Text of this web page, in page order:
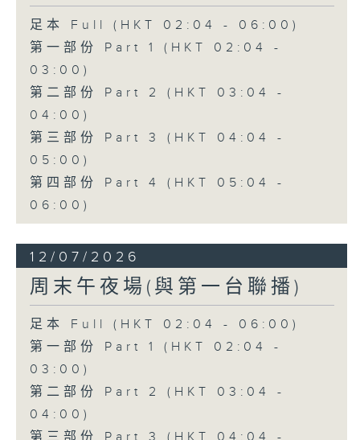
足本 Full (HKT 02:04 - 06:00)
第一部份 Part 1 (HKT 02:04 -
03:00)
第二部份 Part 2 (HKT 03:04 -
04:00)
第三部份 Part 3 (HKT 04:04 -
05:00)
第四部份 Part 4 (HKT 05:04 -
06:00)
12/07/2026
周末午夜場(與第一台聯播)
足本 Full (HKT 02:04 - 06:00)
第一部份 Part 1 (HKT 02:04 -
03:00)
第二部份 Part 2 (HKT 03:04 -
04:00)